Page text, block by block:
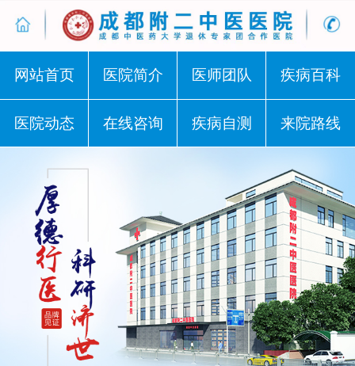
网站首页 医院简介 医师团队 疾病百科
医院动态 在线咨询 疾病自测 来院路线